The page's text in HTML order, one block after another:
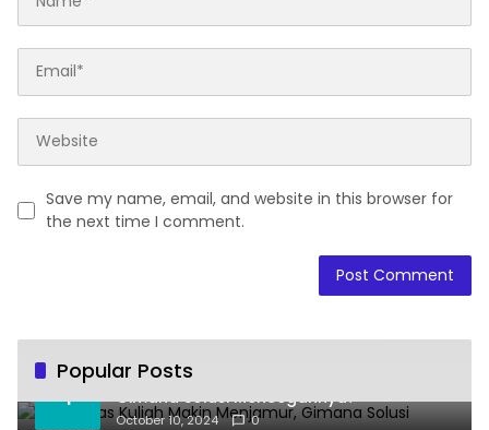
Save my name, email, and website in this browser for
the next time I comment.
Popular Posts
1
Joki Tugas Kuliah Makin Menjamur,
Gimana Solusi Mencegahnya?
October 10, 2024 0